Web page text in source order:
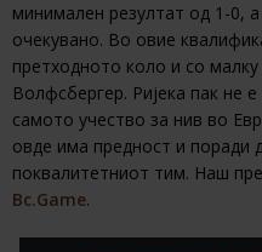
минимален резултат од 1-0,
очекувано. Во овие
претходното коло и со
Волфсбергер. Ријека пак не
самото учество за нив во
овде има предност и
поквалитетниот тим. Наш
Bc.Game.